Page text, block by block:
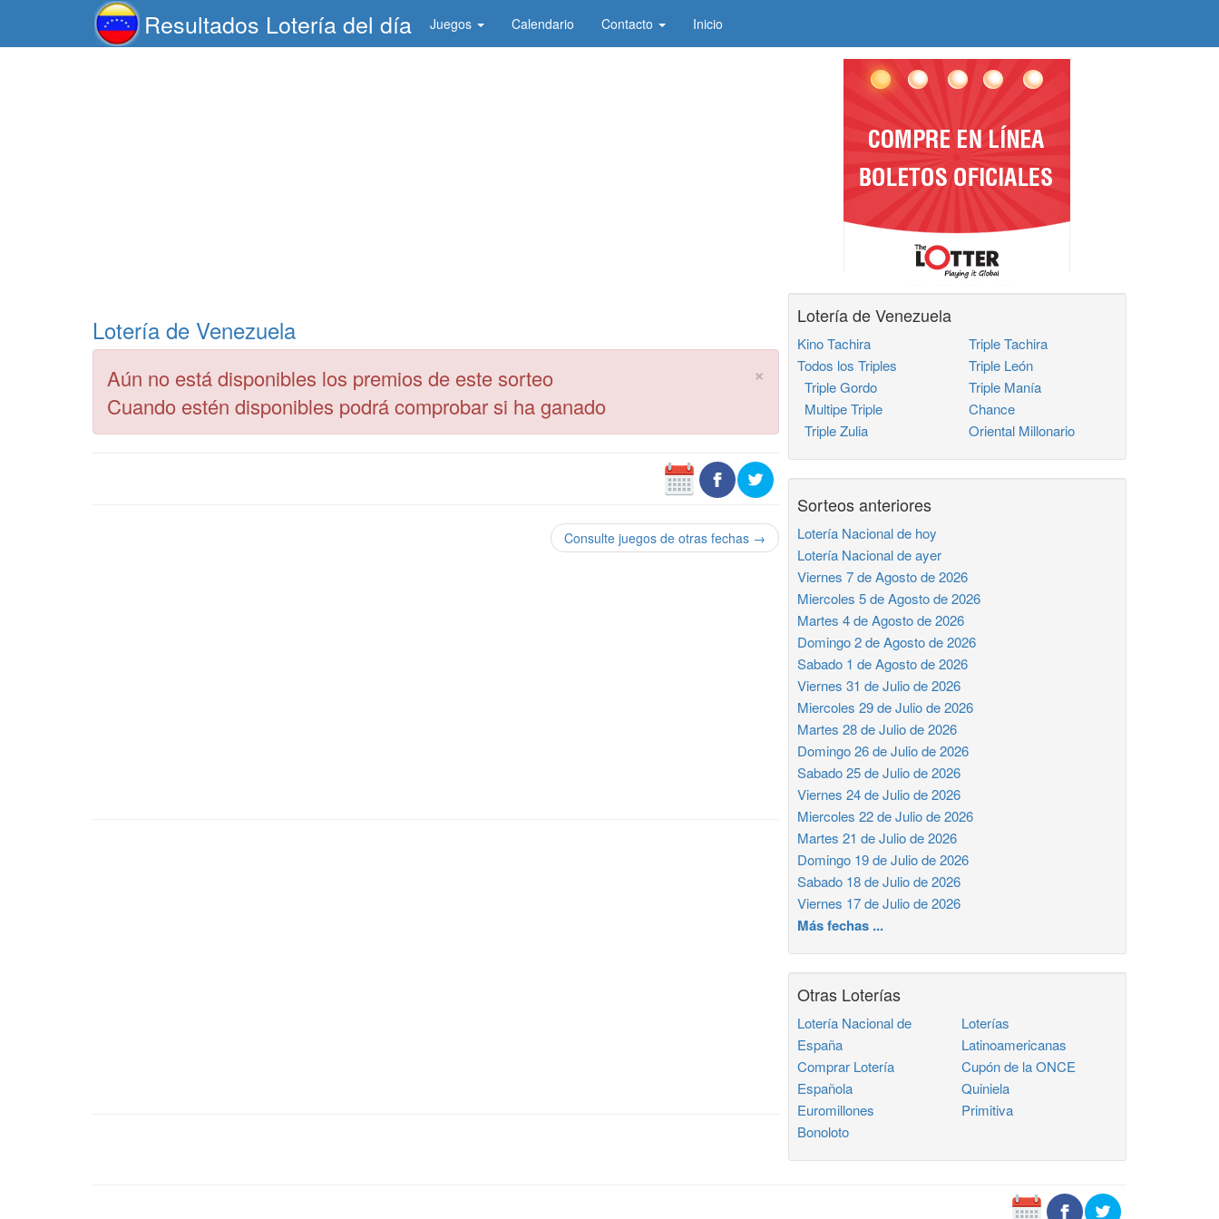
Resultados Lotería del día Juegos Calendario Contacto Inicio
Lotería de Venezuela
×
Aún no está disponibles los premios de este sorteo
Cuando estén disponibles podrá comprobar si ha ganado
Consulte juegos de otras fechas →
Lotería de Venezuela
Kino Tachira
Todos los Triples
Triple Gordo
Multipe Triple
Triple Zulia
Triple Tachira
Triple León
Triple Manía
Chance
Oriental Millonario
Sorteos anteriores
Lotería Nacional de hoy
Lotería Nacional de ayer
Viernes 7 de Agosto de 2026
Miercoles 5 de Agosto de 2026
Martes 4 de Agosto de 2026
Domingo 2 de Agosto de 2026
Sabado 1 de Agosto de 2026
Viernes 31 de Julio de 2026
Miercoles 29 de Julio de 2026
Martes 28 de Julio de 2026
Domingo 26 de Julio de 2026
Sabado 25 de Julio de 2026
Viernes 24 de Julio de 2026
Miercoles 22 de Julio de 2026
Martes 21 de Julio de 2026
Domingo 19 de Julio de 2026
Sabado 18 de Julio de 2026
Viernes 17 de Julio de 2026
Más fechas ...
Otras Loterías
Lotería Nacional de
España
Comprar Lotería
Española
Euromillones
Bonoloto
Loterías
Latinoamericanas
Cupón de la ONCE
Quiniela
Primitiva